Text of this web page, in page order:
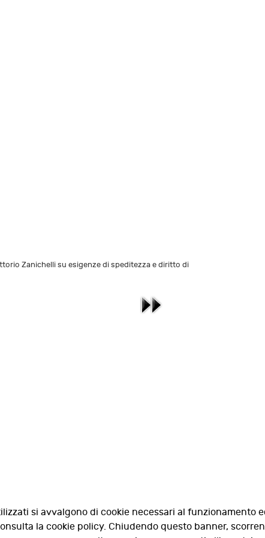
Zanichelli su esigenze di speditezza e diritto di
si avvalgono di cookie necessari al funzionamento
la cookie policy. Chiudendo questo banner,